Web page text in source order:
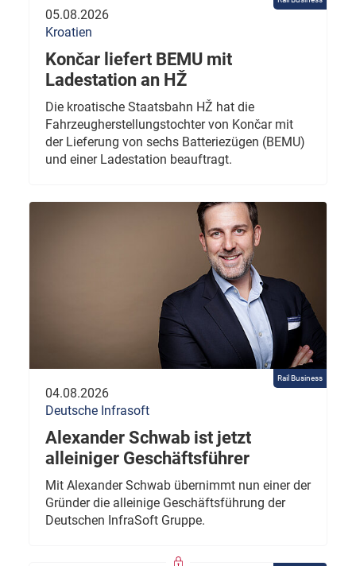
05.08.2026
Kroatien
Končar liefert BEMU mit
Ladestation an HŽ
Die kroatische Staatsbahn HŽ hat die
Fahrzeugherstellungstochter von Končar mit
der Lieferung von sechs Batteriezügen (BEMU)
und einer Ladestation beauftragt.
Rail Business
04.08.2026
Deutsche Infrasoft
Alexander Schwab ist jetzt
alleiniger Geschäftsführer
Mit Alexander Schwab übernimmt nun einer der
Gründer die alleinige Geschäftsführung der
Deutschen InfraSoft Gruppe.